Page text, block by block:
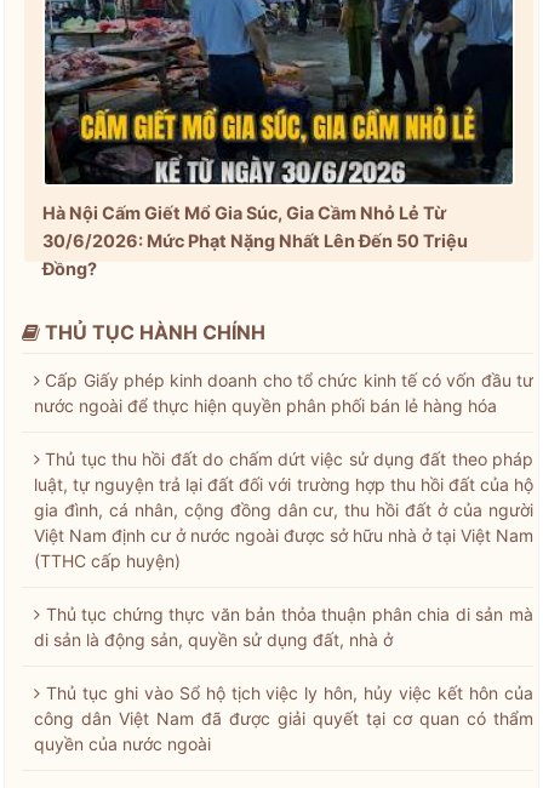
Hà Nội Cấm Giết Mổ Gia Súc, Gia Cầm Nhỏ Lẻ Từ
30/6/2026: Mức Phạt Nặng Nhất Lên Đến 50 Triệu
Đồng?
THỦ TỤC HÀNH CHÍNH
Cấp Giấy phép kinh doanh cho tổ chức kinh tế có vốn đầu tư
nước ngoài để thực hiện quyền phân phối bán lẻ hàng hóa
Thủ tục thu hồi đất do chấm dứt việc sử dụng đất theo pháp
luật, tự nguyện trả lại đất đối với trường hợp thu hồi đất của hộ
gia đình, cá nhân, cộng đồng dân cư, thu hồi đất ở của người
Việt Nam định cư ở nước ngoài được sở hữu nhà ở tại Việt Nam
(TTHC cấp huyện)
Thủ tục chứng thực văn bản thỏa thuận phân chia di sản mà
di sản là động sản, quyền sử dụng đất, nhà ở
Thủ tục ghi vào Sổ hộ tịch việc ly hôn, hủy việc kết hôn của
công dân Việt Nam đã được giải quyết tại cơ quan có thẩm
quyền của nước ngoài